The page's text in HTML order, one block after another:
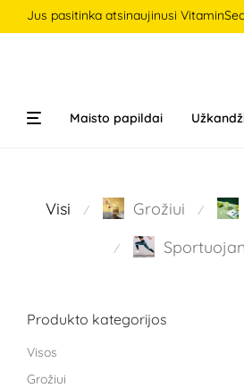
Jus pasitinka atsinaujinusi
Maisto papildai
Visi ⁄ Grožiui ⁄
⁄
Produkto kategorijos
Visos
Grožiui